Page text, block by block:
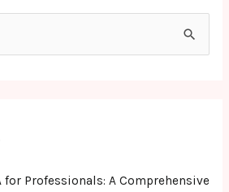
for Professionals: A Comprehensive